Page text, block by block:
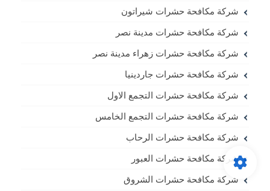
شركة مكافحة حشرات شيراتون
شركة مكافحة حشرات مدينة نصر
شركة مكافحة حشرات زهراء مدينة نصر
شركة مكافحة حشرات جاردينيا
شركة مكافحة حشرات التجمع الاول
شركة مكافحة حشرات التجمع الخامس
شركة مكافحة حشرات الرحاب
شركة مكافحة حشرات العبور
شركة مكافحة حشرات الشروق